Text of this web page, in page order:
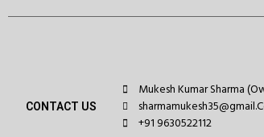
CONTACT US
Mukesh Kumar Sharma
+91 9630522112